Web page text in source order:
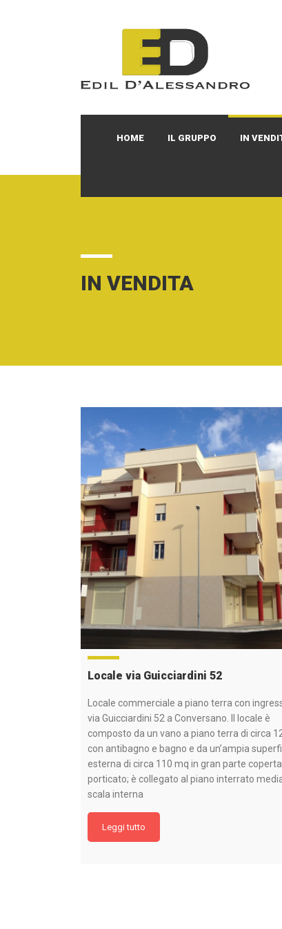
HOME IL GRUPPO IN
IN VENDITA
Locale via Guicciardini 52
Locale commerciale a piano terra con
via Guicciardini 52 a Conversano. Il locale è
composto da un vano a piano terra di circa
con antibagno e bagno e da un’ampia
esterna di circa 110 mq in gran parte
porticato; è collegato al piano interrato
scala interna
Leggi tutto